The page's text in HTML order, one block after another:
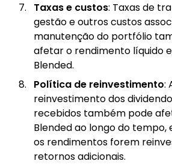
Taxas e custos: Taxas de
gestão e outros custos
manutenção do portfólio
afetar o rendimento líquido
Blended.
Política de reinvestimento:
reinvestimento dos
recebidos também pode
Blended ao longo do
os rendimentos forem
retornos adicionais.